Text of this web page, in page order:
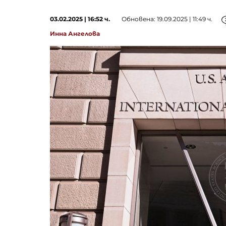
03.02.2025 | 16:52 ч. Обновена: 19.09.2025 | 11:49 ч.
Инна Ангелова